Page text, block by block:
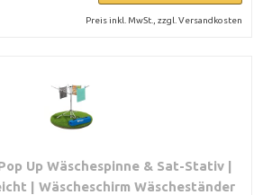
Preis inkl. MwSt., zzgl. Versandkosten
Up Wäschespinne & Sat-Stativ |
| Wäscheschirm Wäscheständer